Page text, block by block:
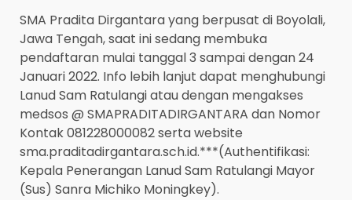
SMA Pradita Dirgantara yang berpusat di Boyolali,
Jawa Tengah, saat ini sedang membuka
pendaftaran mulai tanggal 3 sampai dengan 24
Januari 2022. Info lebih lanjut dapat menghubungi
Lanud Sam Ratulangi atau dengan mengakses
medsos @ SMAPRADITADIRGANTARA dan Nomor
Kontak 081228000082 serta website
sma.praditadirgantara.sch.id.***(Authentifikasi:
Kepala Penerangan Lanud Sam Ratulangi Mayor
(Sus) Sanra Michiko Moningkey).